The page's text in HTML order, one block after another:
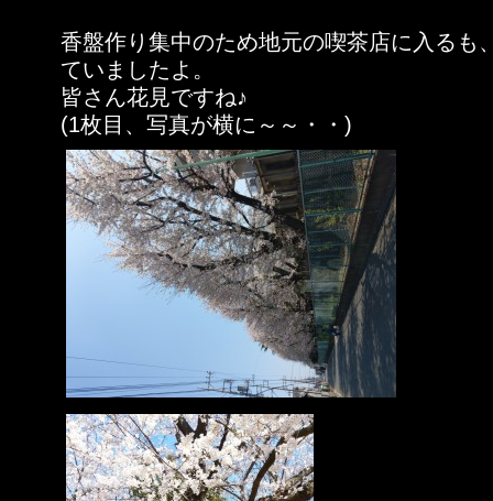
香盤作り集中のため地元の喫茶店に入るも
ていましたよ。
皆さん花見ですね♪
(1枚目、写真が横に～～・・)